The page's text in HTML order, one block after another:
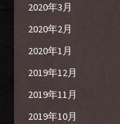
2020年3月
2020年2月
2020年1月
2019年12月
2019年11月
2019年10月